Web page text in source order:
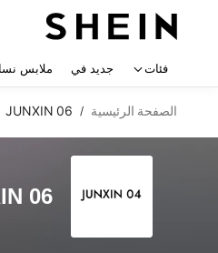
فئات جديد في ملابس
الصفحة الرئيسية /
JUNXIN 06
06